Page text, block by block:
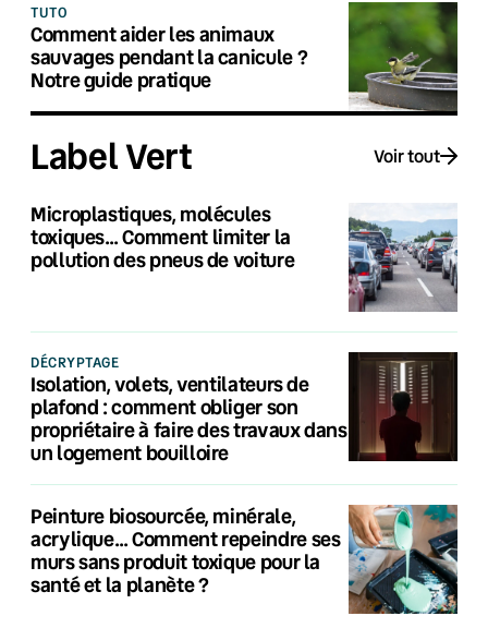
TUTO
Comment aider les animaux
sauvages pendant la canicule ?
Notre guide pratique
Label Vert Voir tout
Microplastiques, molécules
toxiques… Comment limiter la
pollution des pneus de voiture
DÉCRYPTAGE
Isolation, volets, ventilateurs de
plafond : comment obliger son
propriétaire à faire des travaux dans
un logement bouilloire
Peinture biosourcée, minérale,
acrylique… Comment repeindre ses
murs sans produit toxique pour la
santé et la planète ?